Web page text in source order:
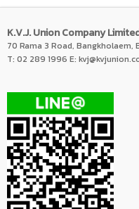
K.V.J. Union Company
70 Rama 3 Road, Bangkholaem,
T: 02 289 1996 E: